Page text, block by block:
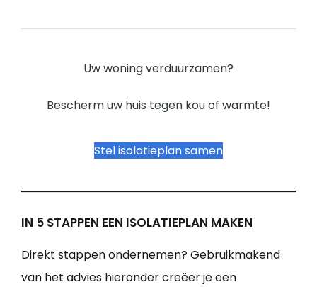
Uw woning verduurzamen?
Bescherm uw huis tegen kou of warmte!
Stel isolatieplan samen
IN 5 STAPPEN EEN ISOLATIEPLAN MAKEN
Direkt stappen ondernemen? Gebruikmakend
van het advies hieronder creëer je een